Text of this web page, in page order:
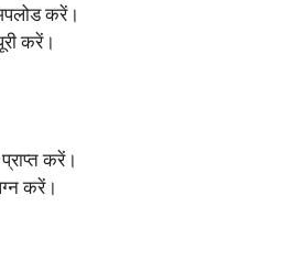
करें।
करें।
करें।
करें।